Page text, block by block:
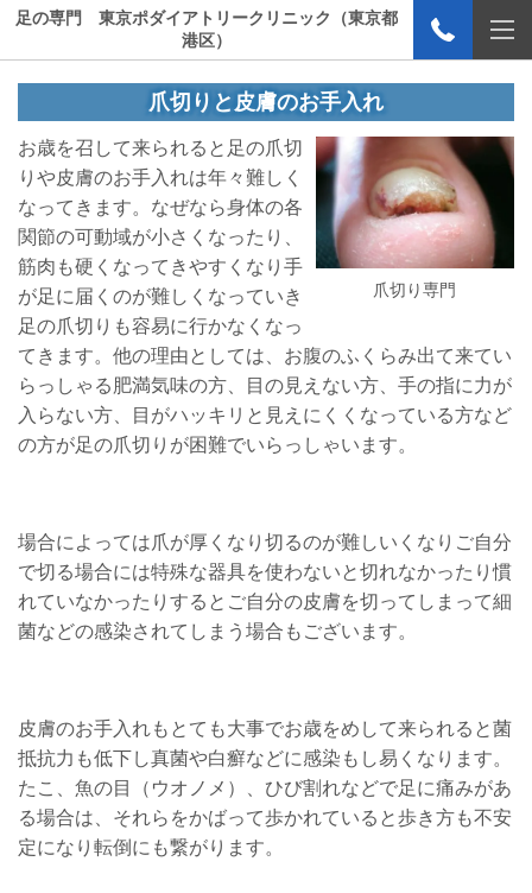
足の専門 東京ポダイアトリークリニック（東京都
港区）
爪切りと皮膚のお手入れ
爪切り専門
お歳を召して来られると足の爪切
りや皮膚のお手入れは年々難しく
なってきます。なぜなら身体の各
関節の可動域が小さくなったり、
筋肉も硬くなってきやすくなり手
が足に届くのが難しくなっていき
足の爪切りも容易に行かなくなっ
てきます。他の理由としては、お腹のふくらみ出て来てい
らっしゃる肥満気味の方、目の見えない方、手の指に力が
入らない方、目がハッキリと見えにくくなっている方など
の方が足の爪切りが困難でいらっしゃいます。
場合によっては爪が厚くなり切るのが難しいくなりご自分
で切る場合には特殊な器具を使わないと切れなかったり慣
れていなかったりするとご自分の皮膚を切ってしまって細
菌などの感染されてしまう場合もございます。
皮膚のお手入れもとても大事でお歳をめして来られると菌
抵抗力も低下し真菌や白癬などに感染もし易くなります。
たこ、魚の目（ウオノメ）、ひび割れなどで足に痛みがあ
る場合は、それらをかばって歩かれていると歩き方も不安
定になり転倒にも繋がります。